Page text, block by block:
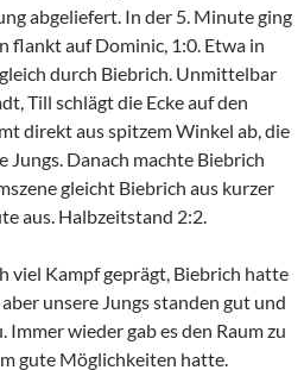
abgeliefert. In der 5. Minute ging
flankt auf Dominic, 1:0. Etwa in
durch Biebrich. Unmittelbar
Till schlägt die Ecke auf den
direkt aus spitzem Winkel ab, die
Danach machte Biebrich
gleicht Biebrich aus kurzer
aus. Halbzeitstand 2:2.
viel Kampf geprägt, Biebrich hatte
unsere Jungs standen gut und
Immer wieder gab es den Raum zu
gute Möglichkeiten hatte.